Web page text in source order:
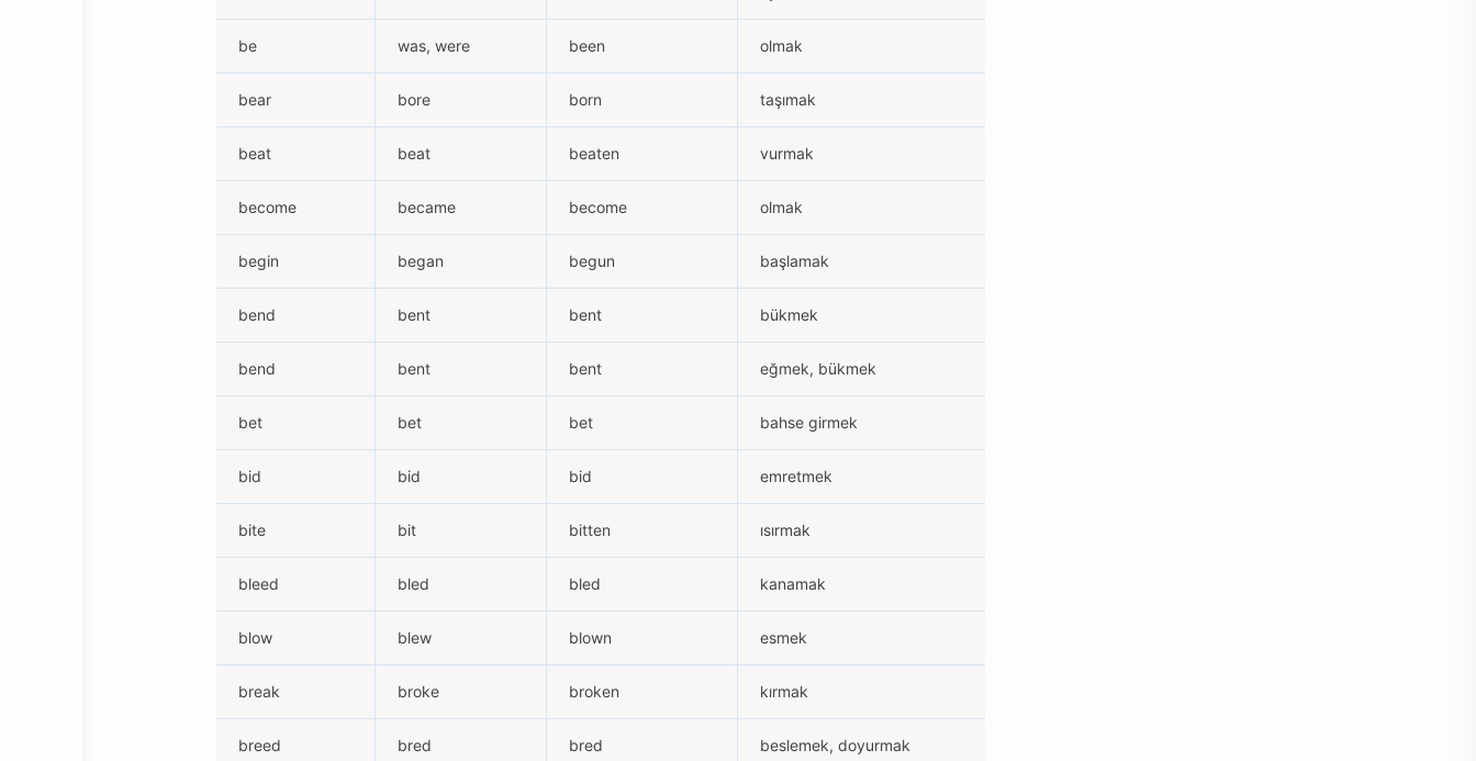
be was, were been olmak
bear bore born taşımak
beat beat beaten vurmak
become became become olmak
begin began begun başlamak
bend bent bent bükmek
bend bent bent eğmek, bükmek
bet bet bet bahse girmek
bid bid bid emretmek
bite bit bitten ısırmak
bleed bled bled kanamak
blow blew blown esmek
break broke broken kırmak
breed bred bred beslemek, doyurmak